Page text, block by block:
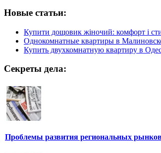
Новые статьи:
Купити дощовик жіночий: комфорт і
Однокомнатные квартиры в
Купить двухкомнатную квартиру в
Секреты дела:
Проблемы развития региональных